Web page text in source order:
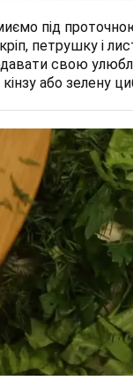
під
петрушку і
свою
або зелену